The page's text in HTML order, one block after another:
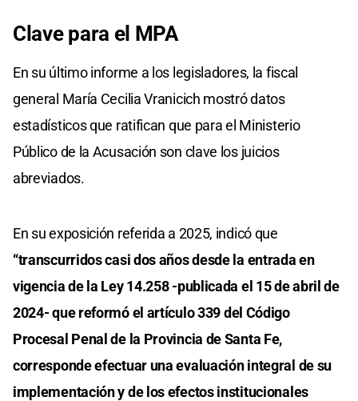
Clave para el MPA
En su último informe a los legisladores, la fiscal
general María Cecilia Vranicich mostró datos
estadísticos que ratifican que para el Ministerio
Público de la Acusación son clave los juicios
abreviados.
En su exposición referida a 2025, indicó que
“transcurridos casi dos años desde la entrada en
vigencia de la Ley 14.258 -publicada el 15 de abril de
2024- que reformó el artículo 339del Código
Procesal Penal de la Provincia de Santa Fe,
corresponde efectuar una evaluación integral de su
implementación y de los efectos institucionales